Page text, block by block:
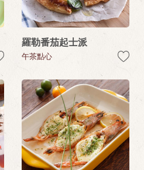
羅勒番茄起士派
午茶點心